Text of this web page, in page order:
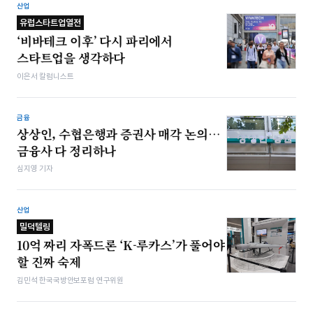
산업
유럽스타트업열전
‘비바테크 이후’ 다시 파리에서
스타트업을 생각하다
이은서 칼럼니스트
금융
상상인, 수협은행과 증권사 매각 논의…
금융사 다 정리하나
심지영 기자
산업
밀덕텔링
10억 짜리 자폭드론 ‘K-루카스’가 풀어야
할 진짜 숙제
김민석 한국국방안보포럼 연구위원